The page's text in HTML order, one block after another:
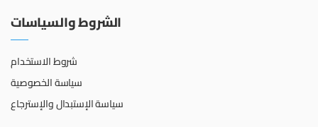
الشروط والسياسات
شروط الاستخدام
سياسة الخصوصية
سياسة الإستبدال والإسترجاع